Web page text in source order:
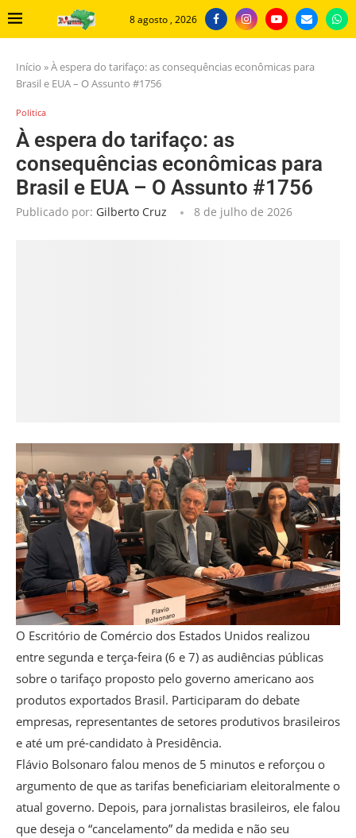
8 agosto , 2026
Início »À espera do tarifaço: as consequências econômicas para
Brasil e EUA – O Assunto #1756
Politica
À espera do tarifaço: as
consequências econômicas para
Brasil e EUA – O Assunto #1756
Publicado por: Gilberto Cruz 8 de julho de 2026
O Escritório de Comércio dos Estados Unidos realizou
entre segunda e terça-feira (6 e 7) as audiências públicas
sobre o tarifaço proposto pelo governo americano aos
produtos exportados Brasil. Participaram do debate
empresas, representantes de setores produtivos brasileiros
e até um pré-candidato à Presidência.
Flávio Bolsonaro falou menos de 5 minutos e reforçou o
argumento de que as tarifas beneficiariam eleitoralmente o
atual governo. Depois, para jornalistas brasileiros, ele falou
que deseja o “cancelamento” da medida e não seu